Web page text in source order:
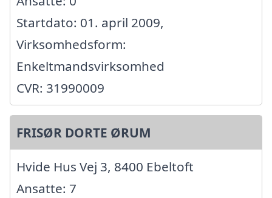
Startdato: 01. april 2009,
Virksomhedsform:
Enkeltmandsvirksomhed
CVR: 31990009
FRISØR DORTE ØRUM
Hvide Hus Vej 3, 8400 Ebeltoft
Ansatte: 7